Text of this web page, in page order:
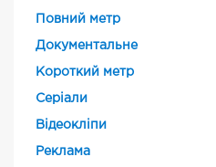
Повний метр
Документальне
Короткий метр
Cеріали
Відеокліпи
Реклама